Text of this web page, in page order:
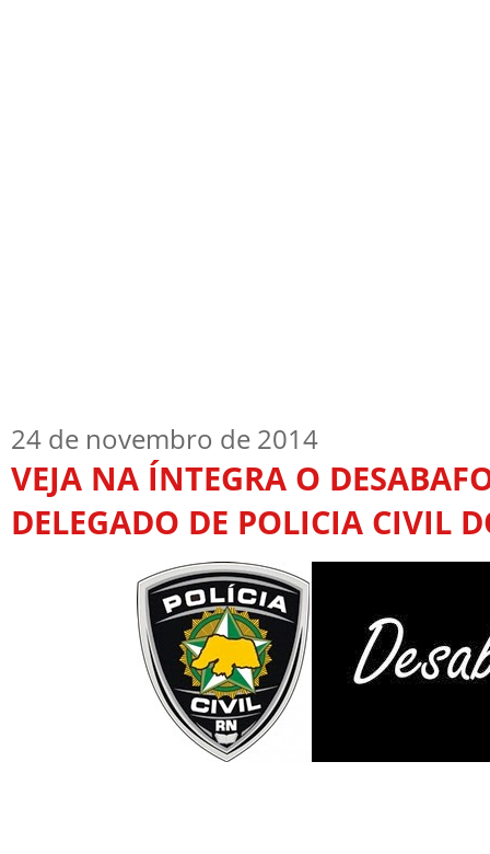
24 de novembro de 2014
VEJA NA ÍNTEGRA O
DELEGADO DE POLICIA CIVIL